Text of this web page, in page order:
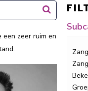
zeer ruim en